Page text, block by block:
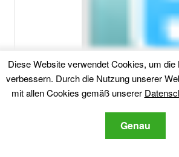
Diese Website verwendet Cookies, um
verbessern. Durch die Nutzung unserer
mit allen Cookies gemäß unserer
Genau